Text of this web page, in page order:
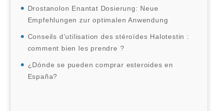
Drostanolon Enantat Dosierung: Neue
Empfehlungen zur optimalen Anwendung
Conseils d’utilisation des stéroïdes Halotestin :
comment bien les prendre ?
¿Dónde se pueden comprar esteroides en
España?